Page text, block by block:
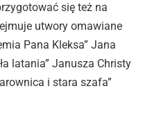
się też na
utwory omawiane
Pana Kleksa” Jana
latania” Janusza Christy
i stara szafa”